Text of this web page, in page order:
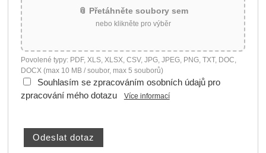
📎 Přetáhněte soubory sem
nebo klikněte pro výběr
Povolené typy: PDF, XLS, XLSX, CSV, JPG, JPEG, PNG, TXT, DOC,
DOCX (max 10 MB / soubor, max 5 souborů)
Souhlasím se zpracováním osobních údajů pro
zpracování mého dotazu
Více informací